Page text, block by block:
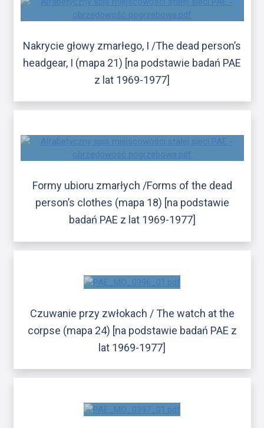
Nakrycie głowy zmarłego, I /The dead person’s
headgear, I (mapa 21) [na podstawie badań PAE
z lat 1969-1977]
Formy ubioru zmarłych /Forms of the dead
person’s clothes (mapa 18) [na podstawie
badań PAE z lat 1969-1977]
Czuwanie przy zwłokach / The watch at the
corpse (mapa 24) [na podstawie badań PAE z
lat 1969-1977]